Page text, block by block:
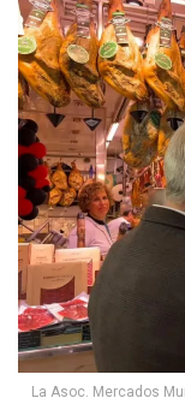
La Asoc. Mercados